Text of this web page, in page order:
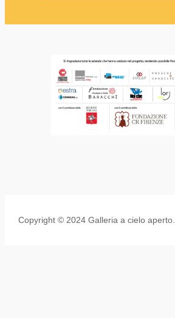
Copyright © 2024 Galleria a cielo aperto.